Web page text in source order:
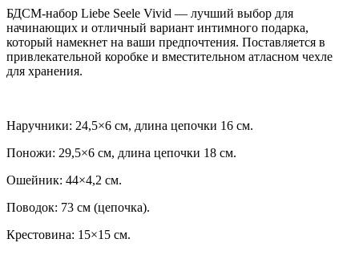
БДСМ-набор Liebe Seele Vivid — лучший выбор для
начинающих и отличный вариант интимного подарка,
который намекнет на ваши предпочтения. Поставляется в
привлекательной коробке и вместительном атласном чехле
для хранения.
Наручники: 24,5×6 см, длина цепочки 16 см.
Поножи: 29,5×6 см, длина цепочки 18 см.
Ошейник: 44×4,2 см.
Поводок: 73 см (цепочка).
Крестовина: 15×15 см.